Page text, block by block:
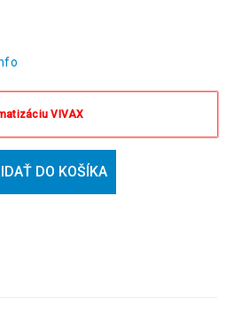
VIVAX
DO KOŠÍKA